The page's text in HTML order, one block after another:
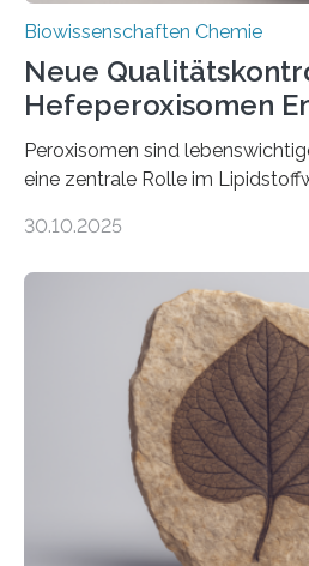
Biowissenschaften Chemie
Neue
Hefeperoxisomen
Peroxisomen sind
eine zentrale Rolle im
erfüllen können, müssen
der Ruhr-Universität Bochum
und Dr. Ismaila Francis Yusuf
unbekannten
peroxisomalen
Saccharomyces cerevisiae
Funktionsfähigkeit der
Studie wurde am 28. Oktober
Fachzeitschrift…
30.10.2025